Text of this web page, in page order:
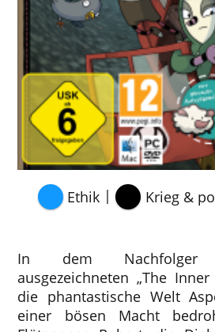
Ethik | Krieg &
In dem Nachfolger
ausgezeichneten „The
die phantastische Welt
einer bösen Macht